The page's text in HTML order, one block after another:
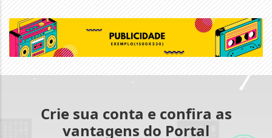
Crie sua conta e confira as
vantagens do Portal